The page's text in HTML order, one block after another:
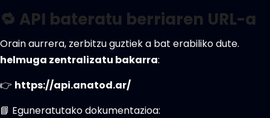
🔁 API bateratu berriaren URL-a
Orain aurrera, zerbitzu guztiek a bat erabiliko dute.
helmuga zentralizatu bakarra:
👉 https://api.anatod.ar/
📘 Eguneratutako dokumentazioa: